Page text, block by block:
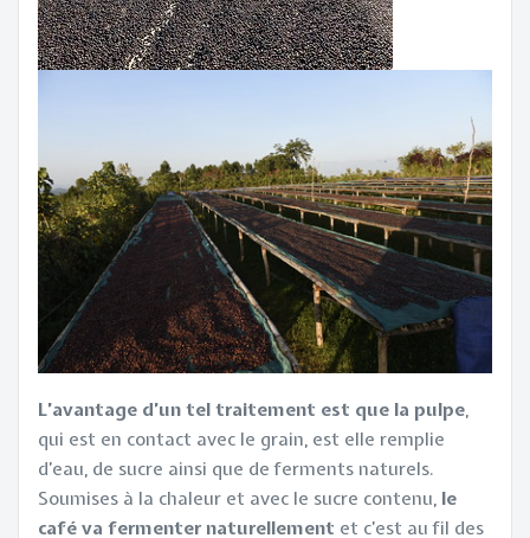
L’avantage d’un tel traitement est que la pulpe,
qui est en contact avec le grain, est elle remplie
d’eau, de sucre ainsi que de ferments naturels.
Soumises à la chaleur et avec le sucre contenu, le
café va fermenter naturellement et c’est au fil des